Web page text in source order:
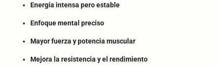
Energía intensa pero estable
Enfoque mental preciso
Mayor fuerza y potencia muscular
Mejora la resistencia y el rendimiento